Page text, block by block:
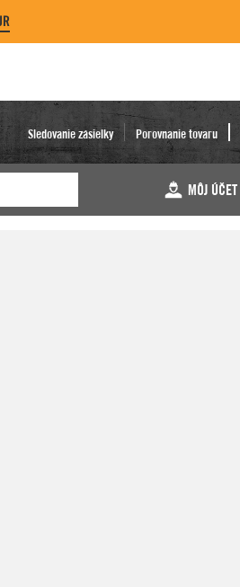
Sledovanie zásielky Porovnanie tovaru
MÔJ ÚČET